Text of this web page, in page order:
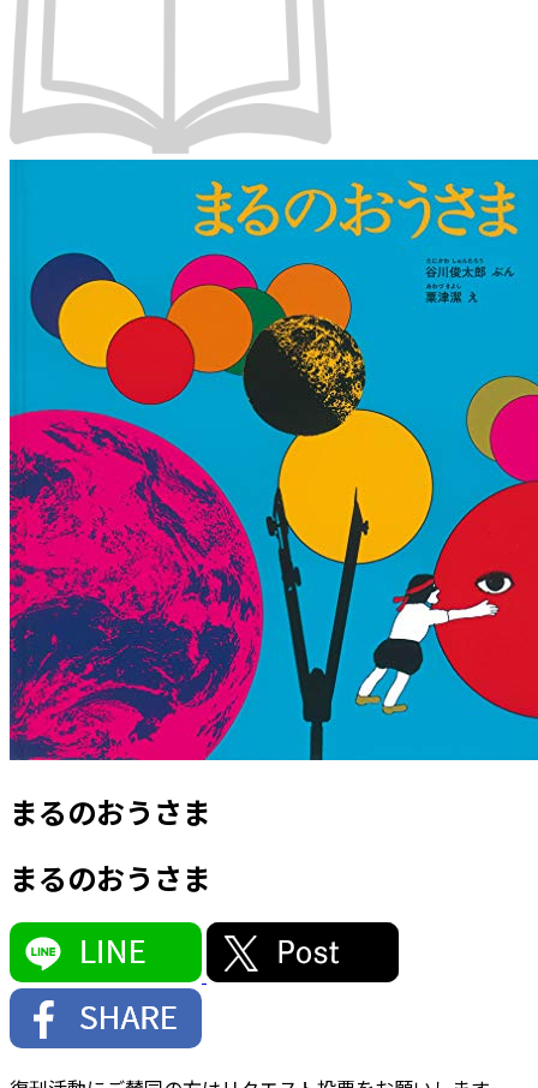
まるのおうさま
まるのおうさま